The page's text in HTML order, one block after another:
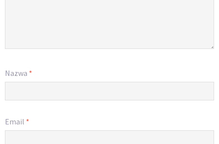
Nazwa *
Email *